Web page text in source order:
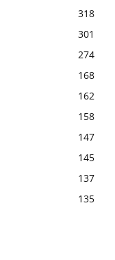
318
301
274
168
162
158
147
145
137
135